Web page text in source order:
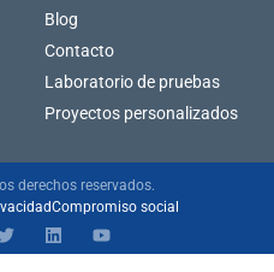
Blog
Contacto
Laboratorio de pruebas
Proyectos personalizados
derechos reservados.
Compromiso social